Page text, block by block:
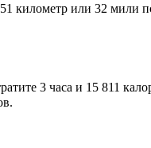
километр или 32 мили
3 часа и 15 811